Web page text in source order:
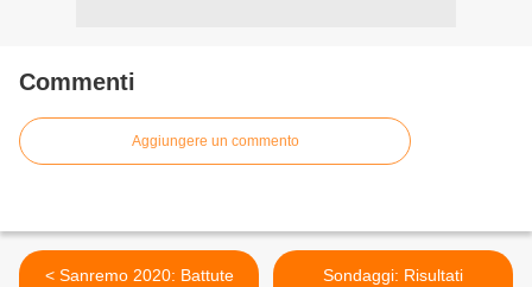
Commenti
Aggiungere un commento
< Sanremo 2020: Battute
Sondaggi: Risultati